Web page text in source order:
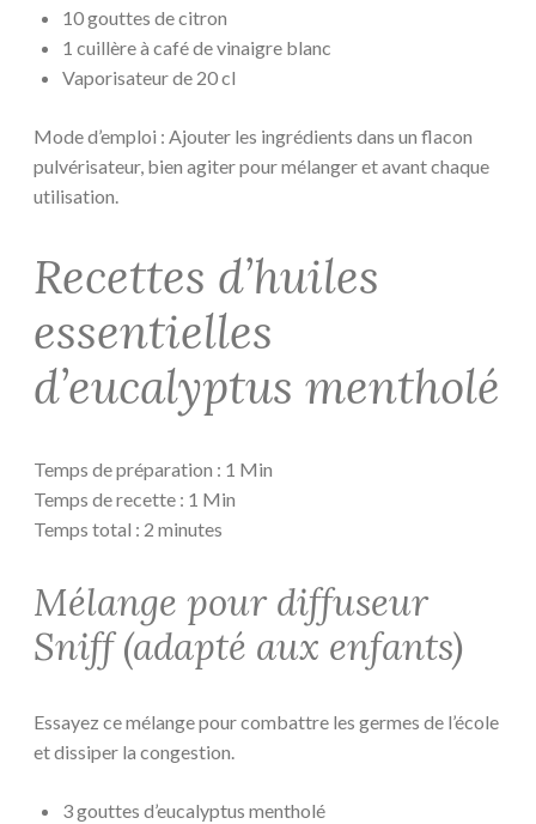
10 gouttes de citron
1 cuillère à café de vinaigre blanc
Vaporisateur de 20 cl
Mode d’emploi : Ajouter les ingrédients dans un flacon
pulvérisateur, bien agiter pour mélanger et avant chaque
utilisation.
Recettes d’huiles
essentielles
d’eucalyptus mentholé
Temps de préparation : 1 Min
Temps de recette : 1 Min
Temps total : 2 minutes
Mélange pour diffuseur
Sniff (adapté aux enfants)
Essayez ce mélange pour combattre les germes de l’école
et dissiper la congestion.
3 gouttes d’eucalyptus mentholé